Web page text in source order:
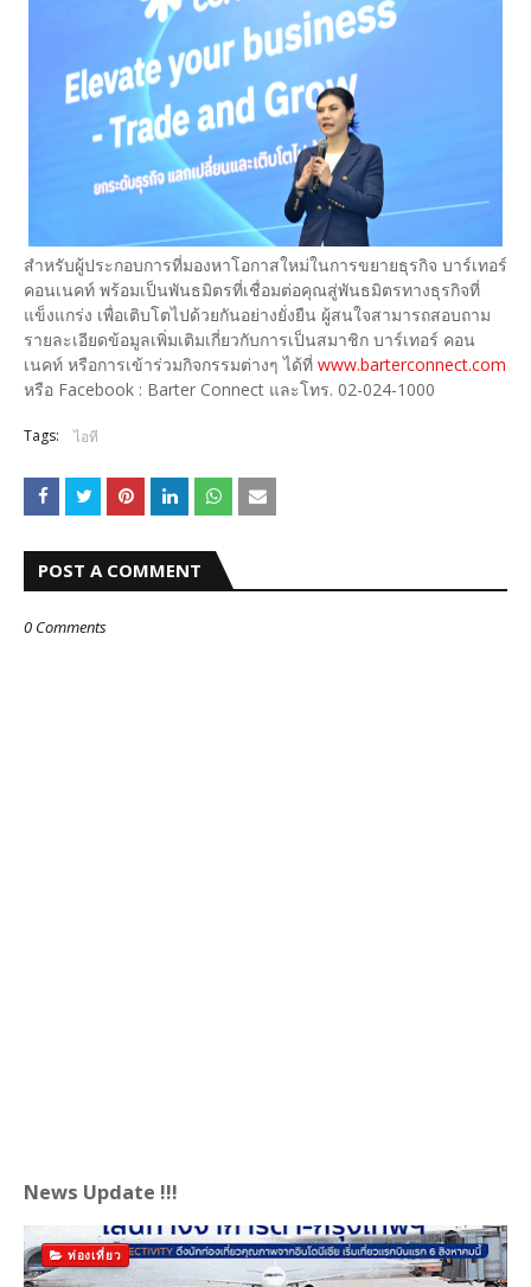
สำหรับผู้ประกอบการที่มองหาโอกาสใหม่ในการขยายธุรกิจ บาร์เทอร์
คอนเนคท์ พร้อมเป็นพันธมิตรที่เชื่อมต่อคุณสู่พันธมิตรทางธุรกิจที่
แข็งแกร่ง เพื่อเติบโตไปด้วยกันอย่างยั่งยืน ผู้สนใจสามารถสอบถาม
รายละเอียดข้อมูลเพิ่มเติมเกี่ยวกับการเป็นสมาชิก บาร์เทอร์ คอน
เนคท์ หรือการเข้าร่วมกิจกรรมต่างๆ ได้ที่ www.barterconnect.com
หรือ Facebook : Barter Connect และโทร. 02-024-1000
Tags: ไอที
POST A COMMENT
0 Comments
News Update !!!
ท่องเที่ยว